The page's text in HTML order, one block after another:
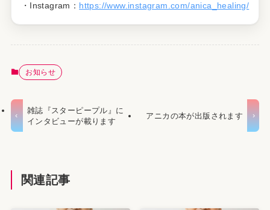
・Instagram： https://www.instagram.com/anica_healing/
お知らせ
雑誌『スターピープル』に
インタビューが載ります
アニカの本が出版されます
関連記事